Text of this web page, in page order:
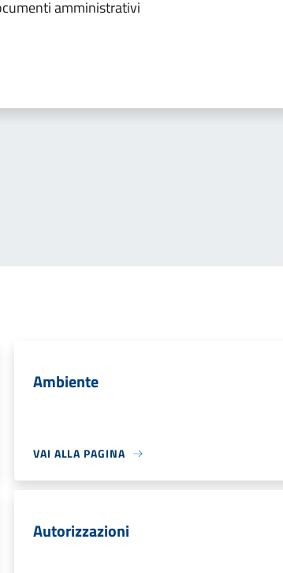
amministrativi
Ambiente
VAI ALLA PAGINA
Autorizzazioni